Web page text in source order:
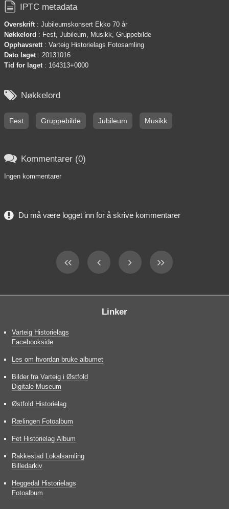
 IPTC metadata
Overskrift: Jubileumskonsert Ekko 70 år
Nøkkelord : Fest, Jubileum, Musikk, Gruppebilde
Opphavsrett: Varteig Historielags Fotosamling
Dato laget: 20131016
Tid for laget: 164313+0000
 Nøkkelord
Fest Gruppebilde Jubileum Musikk
 Kommentarer (0)
Ingen kommentarer
Du må være logget inn for å skrive kommentarer
Linker
Varteig Historielags
Facebookside
Les om hvordan bruke albumet
Bilder fra Varteig i Østfold
Digitale Museum
Østfold Historielag
Rælingen Fotoalbum
Fet Historielag Album
Rakkestad Lokalsamling
Billedarkiv
Heggedal Historielags
Fotoalbum